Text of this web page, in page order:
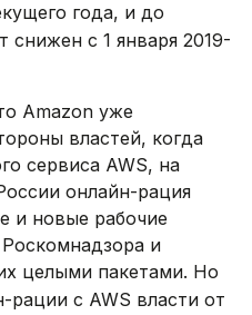
года, и до
снижен с 1 января 2019-
Amazon уже
властей, когда
сервиса AWS, на
онлайн-рация
и новые рабочие
и
целыми пакетами. Но
рации с AWS власти от